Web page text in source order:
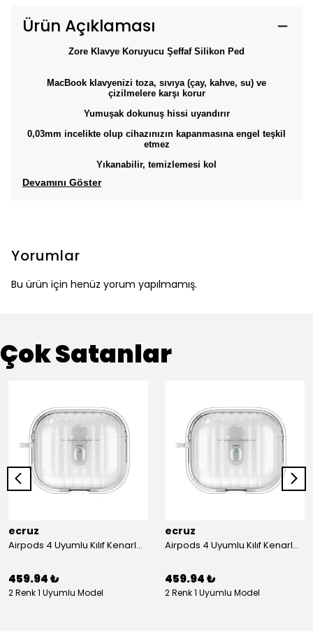
Ürün Açıklaması
Zore Klavye Koruyucu Şeffaf Silikon Ped
MacBook klavyenizi toza, sıvıya (çay, kahve, su) ve
çizilmelere karşı korur
Yumuşak dokunuş hissi uyandırır
0,03mm incelikte olup cihazınızın kapanmasına engel teşkil
etmez
Yıkanabilir, temizlemesi kol
Devamını Göster
Yorumlar
Bu ürün için henüz yorum yapılmamış.
Çok Satanlar
ecruz
Airpods 4 Uyumlu Kılıf Kenarları Renkli Şeffaf Dilimli Silikon Ecruz Airbag 40 Uyumlu Kılıf
459.94 ₺
2 Renk 1 Uyumlu Model
ecruz
Airpods 4 Uyumlu Kılıf Kenarları Renkli Şeffaf Dilimli Silikon Ecruz Airbag 40 Uyumlu Kılıf
459.94 ₺
2 Renk 1 Uyumlu Model